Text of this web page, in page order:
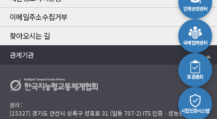
이메일주소수집거부
찾아오시는 길
관계기관
본사 :
[15327] 경기도 안산시 상록구 성호로 31 (일동 707-2) ITS 인증ㆍ성능평가센터
인재양성센터
국제협력센터
표준총회
시험인증시스템